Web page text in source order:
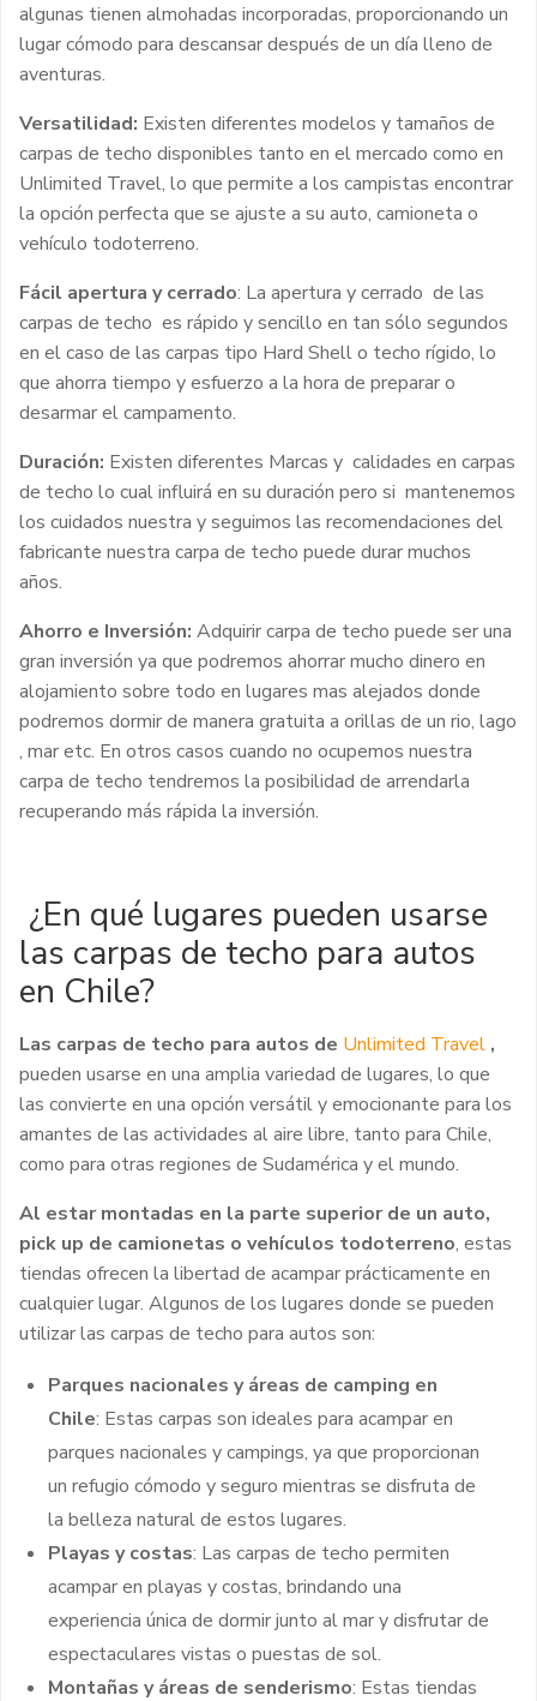
algunas tienen almohadas incorporadas, proporcionando un
lugar cómodo para descansar después de un día lleno de
aventuras.
Versatilidad: Existen diferentes modelos y tamaños de
carpas de techo disponibles tanto en el mercado como en
Unlimited Travel, lo que permite a los campistas encontrar
la opción perfecta que se ajuste a su auto, camioneta o
vehículo todoterreno.
Fácil apertura y cerrado: La apertura y cerrado de las
carpas de techo es rápido y sencillo en tan sólo segundos
en el caso de las carpas tipo Hard Shell o techo rígido, lo
que ahorra tiempo y esfuerzo a la hora de preparar o
desarmar el campamento.
Duración: Existen diferentes Marcas y calidades en carpas
de techo lo cual influirá en su duración pero si mantenemos
los cuidados nuestra y seguimos las recomendaciones del
fabricante nuestra carpa de techo puede durar muchos
años.
Ahorro e Inversión: Adquirir carpa de techo puede ser una
gran inversión ya que podremos ahorrar mucho dinero en
alojamiento sobre todo en lugares mas alejados donde
podremos dormir de manera gratuita a orillas de un rio, lago
, mar etc. En otros casos cuando no ocupemos nuestra
carpa de techo tendremos la posibilidad de arrendarla
recuperando más rápida la inversión.
¿En qué lugares pueden usarse
las carpas de techo para autos
en Chile?
Las carpas de techo para autos de Unlimited Travel ,
pueden usarse en una amplia variedad de lugares, lo que
las convierte en una opción versátil y emocionante para los
amantes de las actividades al aire libre, tanto para Chile,
como para otras regiones de Sudamérica y el mundo.
Al estar montadas en la parte superior de un auto,
pick up de camionetas o vehículos todoterreno, estas
tiendas ofrecen la libertad de acampar prácticamente en
cualquier lugar. Algunos de los lugares donde se pueden
utilizar las carpas de techo para autos son:
Parques nacionales y áreas de camping en
Chile: Estas carpas son ideales para acampar en
parques nacionales y campings, ya que proporcionan
un refugio cómodo y seguro mientras se disfruta de
la belleza natural de estos lugares.
Playas y costas: Las carpas de techo permiten
acampar en playas y costas, brindando una
experiencia única de dormir junto al mar y disfrutar de
espectaculares vistas o puestas de sol.
Montañas y áreas de senderismo: Estas tiendas